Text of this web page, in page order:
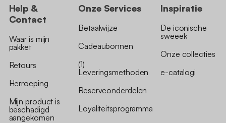
Help &
Contact
Waar is mijn
pakket
Retours
Herroeping
Mijn product is
beschadigd
aangekomen
Onze Services
Betaalwijze
Cadeaubonnen
(1)
Leveringsmethoden
Reserveonderdelen
Loyaliteitsprogramma
Inspiratie
De iconische
sweeek
Onze collecties
e-catalogi